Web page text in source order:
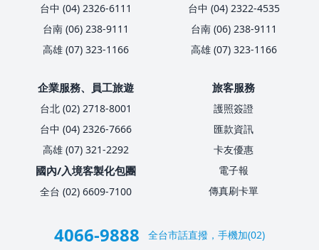
台中 (04) 2326-6111
台南 (06) 238-9111
高雄 (07) 323-1166
台中 (04) 2322-4535
台南 (06) 238-9111
高雄 (07) 323-1166
企業服務、員工旅遊
台北 (02) 2718-8001
台中 (04) 2326-7666
高雄 (07) 321-2292
國內/入境客製化包團
全台 (02) 6609-7100
旅客服務
護照簽證
匯款資訊
卡友優惠
電子報
傳真刷卡單
4066-9888 全台市話直撥，手機加(02)